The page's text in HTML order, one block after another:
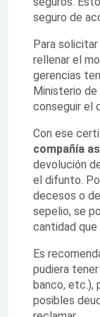
seguro de
Para
rellenar el
gerencias
Ministerio
conseguir el
Con ese
compañía
devolución
el difunto.
decesos o
sepelio, se
cantidad
Es
pudiera
banco, etc.),
posibles